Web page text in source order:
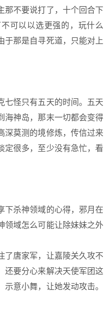
那不要说打了，十个回合下
可以以选更强的，玩什么
于那是自寻死道，只能对上
七怪只有五天的时间。五天
海神岛，那末一切都会变得
深莫测的境修炼，传信过来
定很多，至少没有急忙，看
下杀神领域的心得，邪月在
领域怎么可能让除妹妹之外
了唐家军，让嘉陵关久攻不
还要分心来解决天使军团这
意小舞，让她发动攻击。